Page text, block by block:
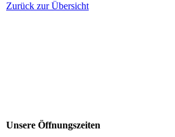
Zurück zur Übersicht
Unsere Öffnungszeiten